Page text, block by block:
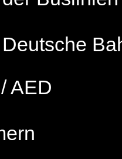
AED